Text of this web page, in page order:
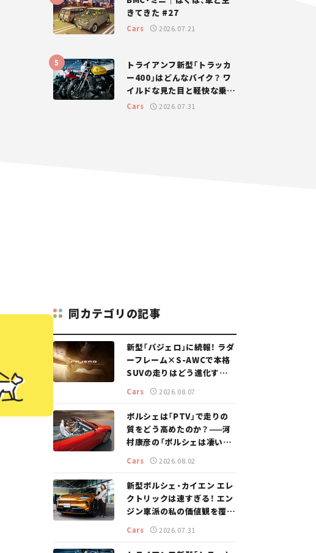
きてきた #27
Cars 2026.07.21
トライアンフ新型「トラッカ
ー400」はどんなバイク？ ワ
イルドな見た目と軽快な乗り
味を両立した400ccフラット
Cars 2026.07.31
同カテゴリの記事
新型「パジェロ」に続報！ ラダ
ーフレーム×S-AWCで本格
SUVの走りはどう進化する？
【新車ニュース】
Cars 2026.08.07
ポルシェは「PTV」で走りの
質をどう高めたのか？——河
村康彦の「ポルシェは凄い！」
Cars 2026.08.02
新型ポルシェ・カイエン エレ
クトリックは速すぎる！ エン
ジン車派の私の価値観を覆し
た、新しいポルシェの走り。
Cars 2026.07.31